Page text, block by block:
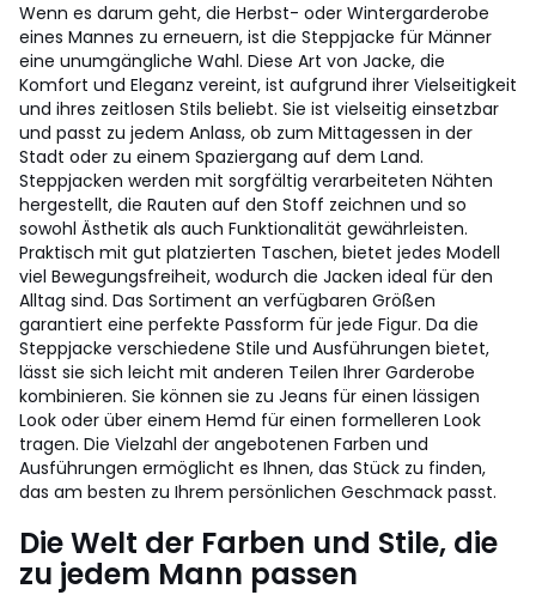
Wenn es darum geht, die Herbst- oder Wintergarderobe
eines Mannes zu erneuern, ist die Steppjacke für Männer
eine unumgängliche Wahl. Diese Art von Jacke, die
Komfort und Eleganz vereint, ist aufgrund ihrer Vielseitigkeit
und ihres zeitlosen Stils beliebt. Sie ist vielseitig einsetzbar
und passt zu jedem Anlass, ob zum Mittagessen in der
Stadt oder zu einem Spaziergang auf dem Land.
Steppjacken werden mit sorgfältig verarbeiteten Nähten
hergestellt, die Rauten auf den Stoff zeichnen und so
sowohl Ästhetik als auch Funktionalität gewährleisten.
Praktisch mit gut platzierten Taschen, bietet jedes Modell
viel Bewegungsfreiheit, wodurch die Jacken ideal für den
Alltag sind. Das Sortiment an verfügbaren Größen
garantiert eine perfekte Passform für jede Figur. Da die
Steppjacke verschiedene Stile und Ausführungen bietet,
lässt sie sich leicht mit anderen Teilen Ihrer Garderobe
kombinieren. Sie können sie zu Jeans für einen lässigen
Look oder über einem Hemd für einen formelleren Look
tragen. Die Vielzahl der angebotenen Farben und
Ausführungen ermöglicht es Ihnen, das Stück zu finden,
das am besten zu Ihrem persönlichen Geschmack passt.
Die Welt der Farben und Stile, die
zu jedem Mann passen